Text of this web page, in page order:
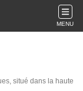
MENU
situé dans la haute